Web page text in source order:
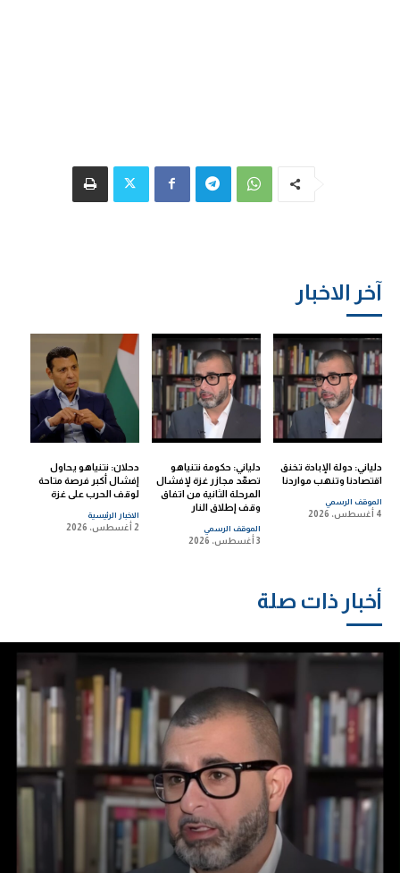
آخر الاخبار
دلياني: دولة الإبادة تخنق
اقتصادنا وتنهب مواردنا
الموقف الرسمي
4 أغسطس، 2026
دلياني: حكومة نتنياهو
تصعّد مجازر غزة لإفشال
المرحلة الثانية من اتفاق
وقف إطلاق النار
الموقف الرسمي
3 أغسطس، 2026
دحلان: نتنياهو يحاول
إفشال أكبر فرصة متاحة
لوقف الحرب على غزة
الاخبار الرئيسية
2 أغسطس، 2026
أخبار ذات صلة